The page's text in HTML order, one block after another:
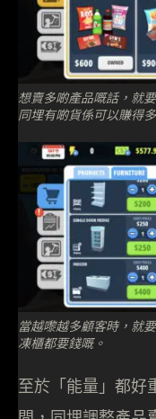
想賣多啲產品嘅話，就
同埋有啲貨係可以賺得
當越嚟越多顧客時，就
凍櫃都要錢嘅。
至於「能量」都好